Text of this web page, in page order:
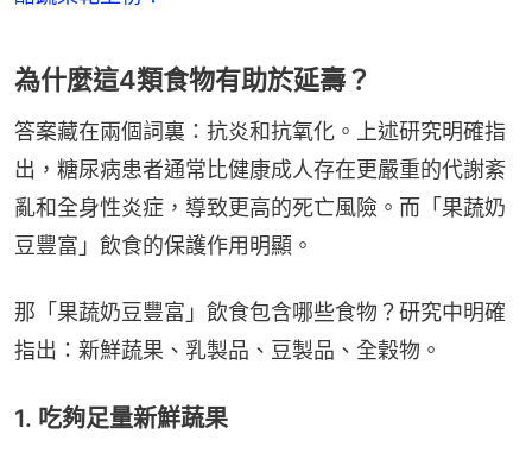
為什麼這4類食物有助於延壽？
答案藏在兩個詞裏：抗炎和抗氧化。上述研究明確指
出，糖尿病患者通常比健康成人存在更嚴重的代謝紊
亂和全身性炎症，導致更高的死亡風險。而「果蔬奶
豆豐富」飲食的保護作用明顯。
那「果蔬奶豆豐富」飲食包含哪些食物？研究中明確
指出：新鮮蔬果、乳製品、豆製品、全穀物。
1. 吃夠足量新鮮蔬果